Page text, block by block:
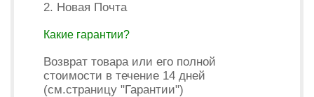
2. Новая Почта
Какие гарантии?
Возврат товара или его полной
стоимости в течение 14 дней
(см.страницу "Гарантии")